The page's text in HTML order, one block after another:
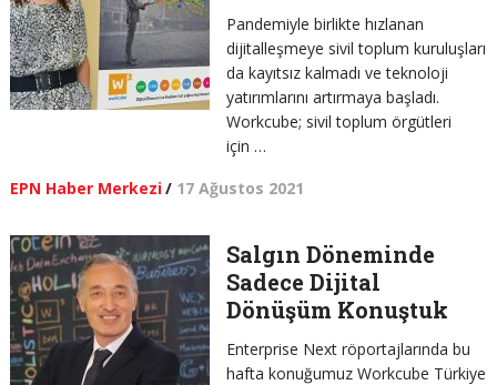
Pandemiyle birlikte hızlanan
dijitalleşmeye sivil toplum kuruluşları
da kayıtsız kalmadı ve teknoloji
yatırımlarını artırmaya başladı.
Workcube; sivil toplum örgütleri
için …
EPN Haber Merkezi/ 17 Ağustos 2021
Salgın Döneminde
Sadece Dijital
Dönüşüm Konuştuk
Enterprise Next röportajlarında bu
hafta konuğumuz Workcube Türkiye